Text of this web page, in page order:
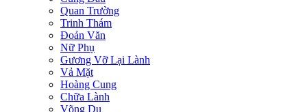
Quan Trường
Trinh Thám
Đoản Văn
Nữ Phụ
Gương Vỡ Lại Lành
Vả Mặt
Hoàng Cung
Chữa Lành
Võng Du